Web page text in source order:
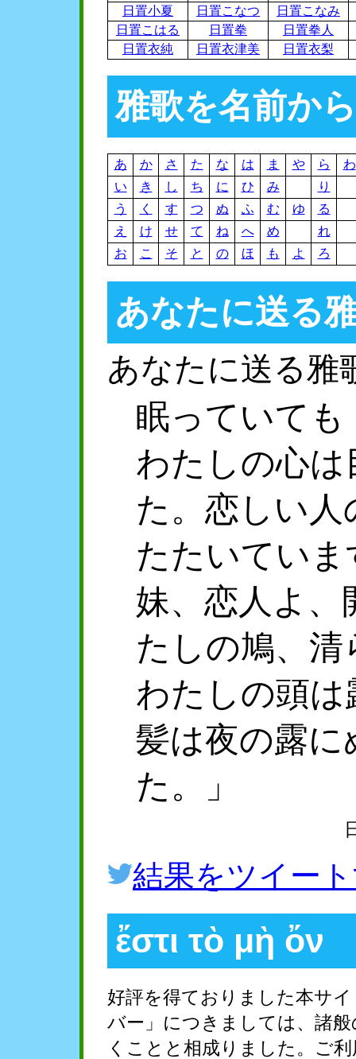
日置小夏
日置こなつ
日置こなみ
日置こはる
日置拳
日置拳人
日置衣純
日置衣津美 日置衣梨
雅歌を名前か
あ か さ た な は ま や ら
わ
い
き し ち に ひ み
り
う
く す つ ぬ ふ む ゆ
る
え
け せ て ね へ め
れ
お
こ そ と の ほ も よ ろ
あなたに送る
あなたに送る雅
眠っていても
わたしの心
た。恋しい
たたいてい
妹、恋人よ、
たしの鳩、
わたしの頭は
髪は夜の露
た。」
結果をツイー
ἔστι τὸ μὴ ὄν
好評を得ておりました本サ
バー」につきましては、諸
くことと相成りました。ご